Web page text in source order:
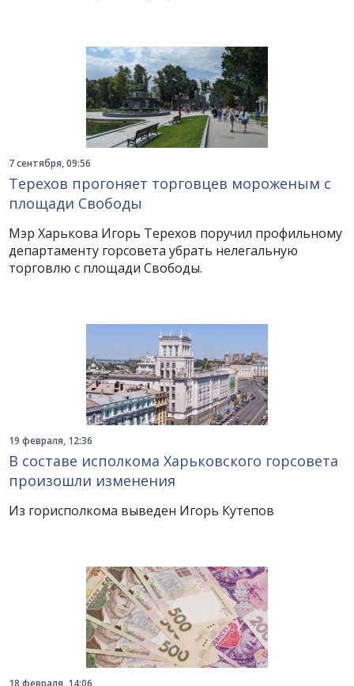
7 сентября, 09:56
Терехов прогоняет торговцев мороженым с
площади Свободы
Мэр Харькова Игорь Терехов поручил профильному
департаменту горсовета убрать нелегальную
торговлю с площади Свободы.
19 февраля, 12:36
В составе исполкома Харьковского горсовета
произошли изменения
Из горисполкома выведен Игорь Кутепов
18 февраля, 14:06